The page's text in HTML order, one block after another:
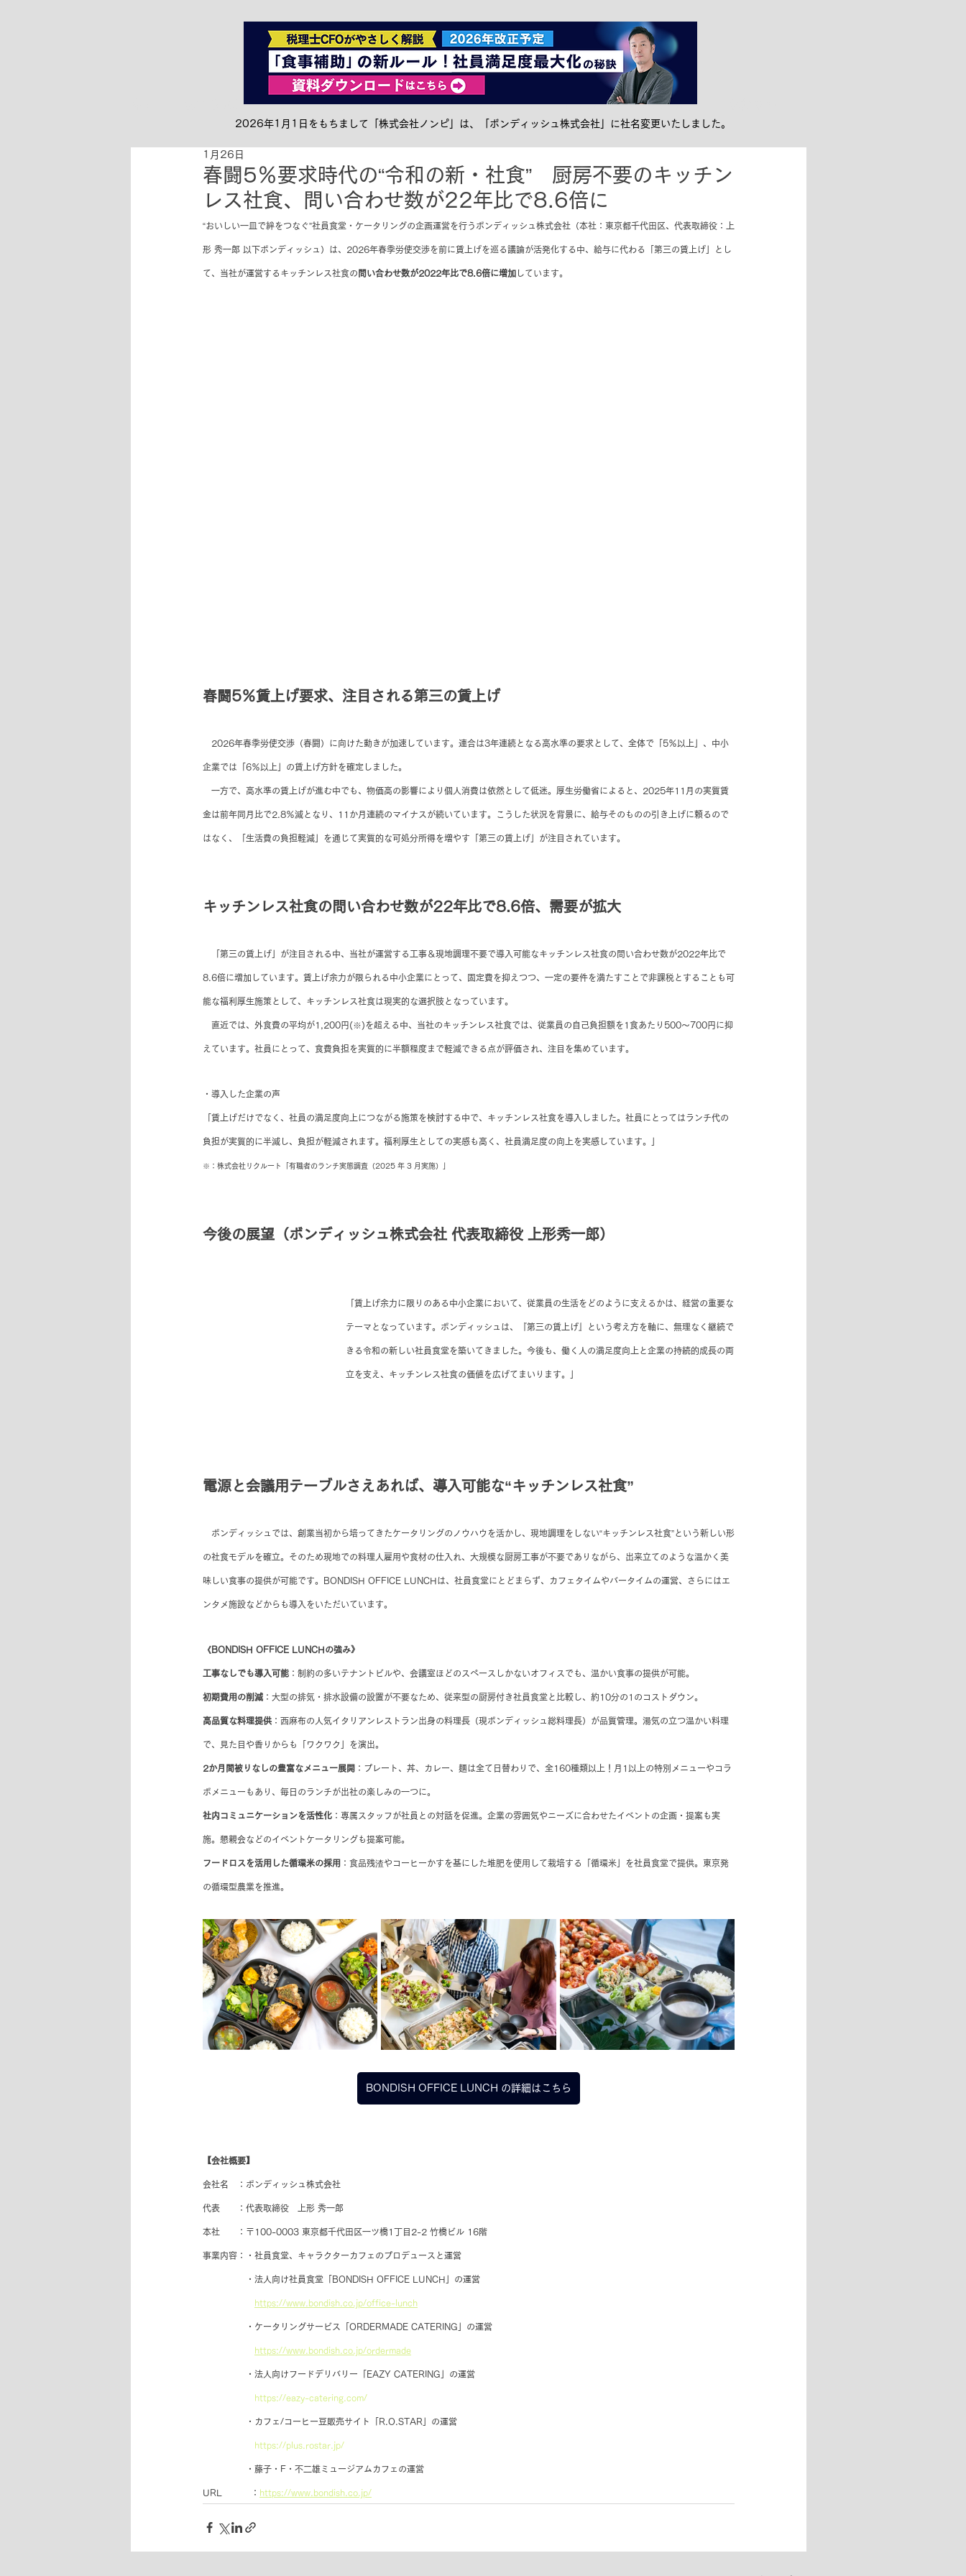
お知らせ&リリース 社食トピック ケータリング サステナブル メンバー紹介
春闘5％要求時代の“令和の新・社食” 厨房不要のキッチン
レス社食、問い合わせ数が22年比で8.6倍に
1月26日
“おいしい一皿で絆をつなぐ”社員食堂・ケータリングの企画運営を行うボンディッシュ株式会社（本社：東京都千代田区、代表取締役：上
形 秀一郎 以下ボンディッシュ）は、2026年春季労使交渉を前に賃上げを巡る議論が活発化する中、給与に代わる「第三の賃上げ」とし
て、当社が運営するキッチンレス社食の 問い合わせ数が2022年比で8.6倍に増加 しています。
春闘5％賃上げ要求、注目される第三の賃上げ
2026年春季労使交渉（春闘）に向けた動きが加速しています。連合は3年連続となる高水準の要求として、全体で「5％以上」、中小
企業では「6％以上」の賃上げ方針を確定しました。
一方で、高水準の賃上げが進む中でも、物価高の影響により個人消費は依然として低迷。厚生労働省によると、2025年11月の実質賃
金は前年同月比で2.8％減となり、11か月連続のマイナスが続いています。こうした状況を背景に、給与そのものの引き上げに頼るので
はなく、「生活費の負担軽減」を通じて実質的な可処分所得を増やす「第三の賃上げ」が注目されています。
キッチンレス社食の問い合わせ数が22年比で8.6倍、需要が拡大
「第三の賃上げ」が注目される中、当社が運営する工事＆現地調理不要で導入可能なキッチンレス社食の問い合わせ数が2022年比で
8.6倍に増加しています。賃上げ余力が限られる中小企業にとって、固定費を抑えつつ、一定の要件を満たすことで非課税とすることも可
能な福利厚生施策として、キッチンレス社食は現実的な選択肢となっています。
直近では、外食費の平均が1,200円(※)を超える中、当社のキッチンレス社食では、従業員の自己負担額を1食あたり500〜700円に抑
えています。社員にとって、食費負担を実質的に半額程度まで軽減できる点が評価され、注目を集めています。
・導入した企業の声
「賃上げだけでなく、社員の満足度向上につながる施策を検討する中で、キッチンレス社食を導入しました。社員にとってはランチ代の
負担が実質的に半減し、負担が軽減されます。福利厚生としての実感も高く、社員満足度の向上を実感しています。」
※：株式会社リクルート「有職者のランチ実態調査（2025 年 3 月実施）」
今後の展望（ボンディッシュ株式会社 代表取締役 上形秀一郎）
「賃上げ余力に限りのある中小企業において、従業員の生活をどのように支えるかは、経営の重要な
テーマとなっています。ボンディッシュは、『第三の賃上げ』という考え方を軸に、無理なく継続で
きる令和の新しい社員食堂を築いてきました。今後も、働く人の満足度向上と企業の持続的成長の両
立を支え、キッチンレス社食の価値を広げてまいります。」
電源と会議用テーブルさえあれば、導入可能な“キッチンレス社食”
ボンディッシュでは、創業当初から培ってきたケータリングのノウハウを活かし、現地調理をしない“キッチンレス社食”という新しい形
の社食モデルを確立。そのため現地での料理人雇用や食材の仕入れ、大規模な厨房工事が不要でありながら、出来立てのような温かく美
味しい食事の提供が可能です。BONDISH OFFICE LUNCHは、社員食堂にとどまらず、カフェタイムやバータイムの運営、さらにはエ
ンタメ施設などからも導入をいただいています。
《BONDISH OFFICE LUNCHの強み》
工事なしでも導入可能 ：制約の多いテナントビルや、会議室ほどのスペースしかないオフィスでも、温かい食事の提供が可能。
初期費用の削減 ：大型の排気・排水設備の設置が不要なため、従来型の厨房付き社員食堂と比較し、約10分の1のコストダウン。
高品質な料理提供 ：西麻布の人気イタリアンレストラン出身の料理長（現ボンディッシュ総料理長）が品質管理。湯気の立つ温かい料理
で、見た目や香りからも「ワクワク」を演出。
2か月間被りなしの豊富なメニュー展開 ：プレート、丼、カレー、麺は全て日替わりで、全160種類以上！月1以上の特別メニューやコラ
ボメニューもあり、毎日のランチが出社の楽しみの一つに。
社内コミュニケーションを活性化 ：専属スタッフが社員との対話を促進。企業の雰囲気やニーズに合わせたイベントの企画・提案も実
施。懇親会などのイベントケータリングも提案可能。
フードロスを活用した循環米の採用 ：食品残渣やコーヒーかすを基にした堆肥を使用して栽培する「循環米」を社員食堂で提供。東京発
の循環型農業を推進。
BONDISH OFFICE LUNCH の詳細はこちら
【会社概要】
会社名　：ボンディッシュ株式会社
代表　　：代表取締役　上形 秀一郎
本社　　：〒100-0003 東京都千代田区一ツ橋1丁目2-2 竹橋ビル 16階
事業内容：・社員食堂、キャラクターカフェのプロデュースと運営
・法人向け社員食堂「BONDISH OFFICE LUNCH」の運営
https://www.bondish.co.jp/office-lunch
・ケータリングサービス「ORDERMADE CATERING」の運営
https://www.bondish.co.jp/ordermade
・法人向けフードデリバリー「EAZY CATERING」の運営
https://eazy-catering.com/
・カフェ/コーヒー豆販売サイト「R.O.STAR」の運営
https://plus.rostar.jp/
・藤子・F・不二雄ミュージアムカフェの運営
URL　　 　： https://www.bondish.co.jp/
2026年1月1日をもちまして「株式会社ノンピ」は、「ボンディッシュ株式会社」に社名変更いたしました。